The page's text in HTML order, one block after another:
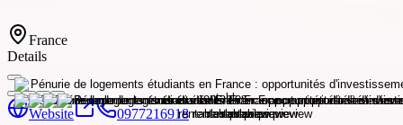
France
Details
Website 0977216918